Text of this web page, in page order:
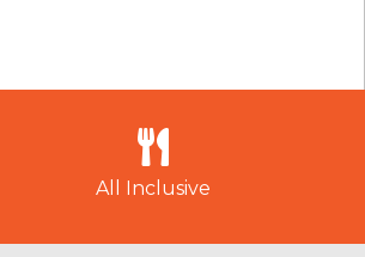
All Inclusive